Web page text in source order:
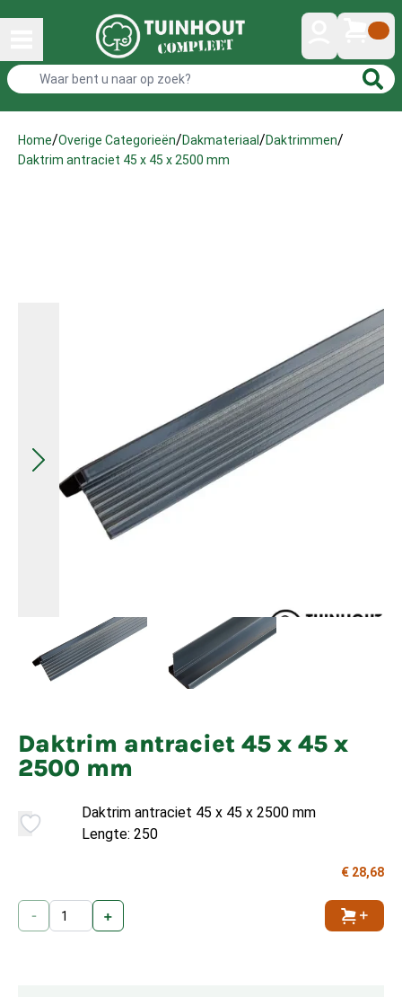
Home/Overige Categorieën/Dakmateriaal /Daktrimmen/
Daktrim antraciet 45 x 45 x 2500 mm
Daktrim antraciet 45 x 45 x
2500 mm
Daktrim antraciet 45 x 45 x 2500 mm
Lengte: 250
€ 28,68
- +